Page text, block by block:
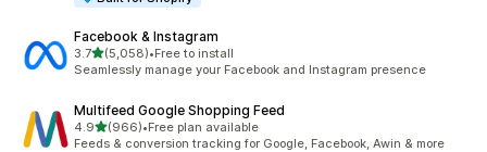
Facebook & Instagram
3.7เต็ม 5 ดาว
(5,058)
ทั้งหมด 5058 รีวิว
•Free to install
Seamlessly manage your Facebook and Instagram presence
Multifeed Google Shopping Feed
4.9เต็ม 5 ดาว
(966)
ทั้งหมด 966 รีวิว
•Free plan available
Feeds & conversion tracking for Google, Facebook, Awin & more